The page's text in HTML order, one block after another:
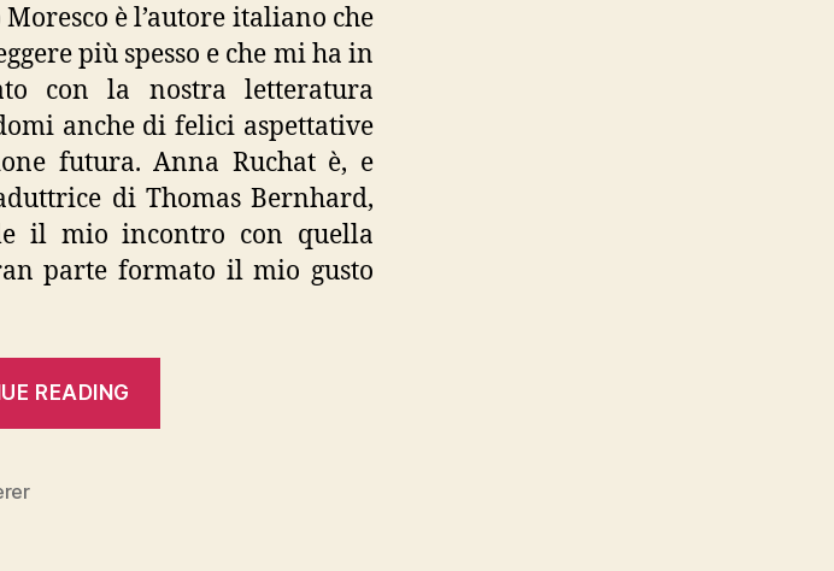
è l’autore italiano che
più spesso e che mi ha in
con la nostra letteratura
anche di felici aspettative
futura. Anna Ruchat è, e
di Thomas Bernhard,
il mio incontro con quella
parte formato il mio gusto
READING